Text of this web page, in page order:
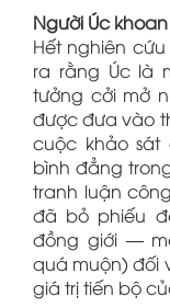
Người Úc
Hết nghiên
ra rằng Úc là
tưởng cởi mở
được đưa vào
cuộc khảo
bình đẳng
tranh luận
đã bỏ phiếu
đồng giới —
quá muộn) đối
giá trị tiến bộ